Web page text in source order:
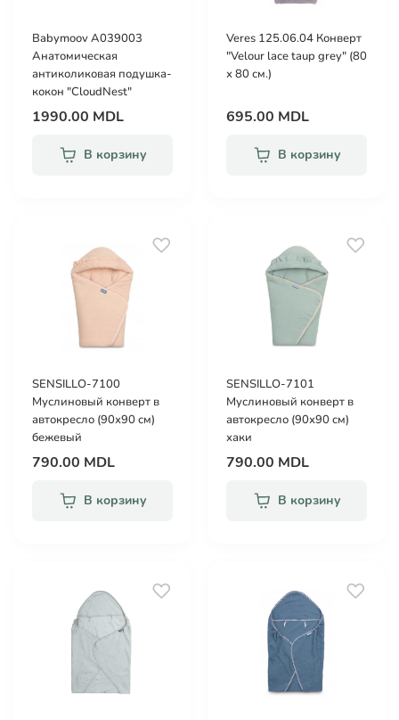
Babymoov A039003
Анатомическая
антиколиковая подушка-
кокон "CloudNest"
1990.00 MDL
В корзину
Veres 125.06.04 Конверт
"Velour lace taup grey" (80
х 80 см.)
695.00 MDL
В корзину
SENSILLO-7100
Муслиновый конверт в
автокресло (90х90 см)
бежевый
790.00 MDL
В корзину
SENSILLO-7101
Муслиновый конверт в
автокресло (90х90 см)
хаки
790.00 MDL
В корзину